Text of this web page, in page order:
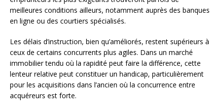
meilleures conditions ailleurs, notamment auprès des banques
en ligne ou des courtiers spécialisés.
Les délais d’instruction, bien qu’améliorés, restent supérieurs à
ceux de certains concurrents plus agiles. Dans un marché
immobilier tendu où la rapidité peut faire la différence, cette
lenteur relative peut constituer un handicap, particulièrement
pour les acquisitions dans l’ancien où la concurrence entre
acquéreurs est forte.